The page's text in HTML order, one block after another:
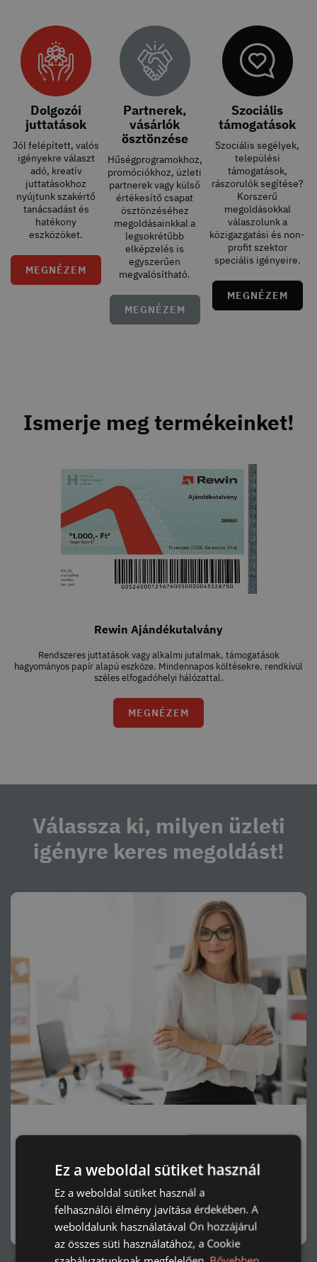
Dolgozói
juttatások
Jól felépített, valós
igényekre választ
adó, kreatív
juttatásokhoz
nyújtunk szakértő
tanácsadást és
hatékony
eszközöket.
MEGNÉZEM
Partnerek,
vásárlók
ösztönzése
Hűségprogramokhoz,
promóciókhoz, üzleti
partnerek vagy külső
értékesítő csapat
ösztönzéséhez
megoldásainkkal a
legsokrétűbb
elképzelés is
egyszerűen
megvalósítható.
MEGNÉZEM
Szociális
támogatások
Szociális segélyek,
települési
támogatások,
rászorulók segítése?
Korszerű
megoldásokkal
válaszolunk a
közigazgatási és non-
profit szektor
speciális igényeire.
MEGNÉZEM
Ismerje meg termékeinket!
Rewin Ajándékutalvány
Rendszeres juttatások vagy alkalmi jutalmak, támogatások
hagyományos papír alapú eszköze. Mindennapos költésekre, rendkívül
széles elfogadóhelyi hálózattal.
MEGNÉZEM
Válassza ki, milyen üzleti
igényre keres megoldást!
Munkaerőmegtartó és lojalitás növelő megoldásaink.
ÉRDEKEL
Ez a weboldal sütiket használ
Ez a weboldal sütiket használ a
felhasználói élmény javítása érdekében. A
weboldalunk használatával Ön hozzájárul
az összes süti használatához, a Cookie